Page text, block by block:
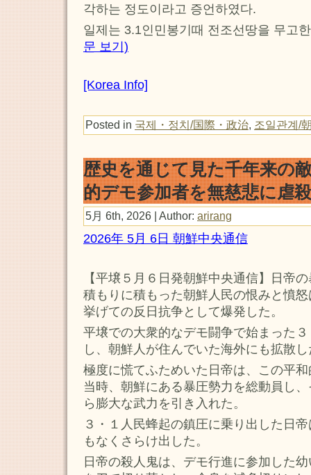
각하는 정도이라고 증언하였다.
일제는 3.1인민봉기때 전조선땅을 무고
문 보기)
[Korea Info]
Posted in 국제・정치/国際・政治, 조일관계/
歴史を通じて見た千年来の
的デモ参加者を無慈悲に虐
5月 6th, 2026 | Author: arirang
2026年 5月 6日 朝鮮中央通信
【平壌５月６日発朝鮮中央通信】日帝
積もりに積もった朝鮮人民の恨みと憤
挙げての反日抗争として爆発した。
平壌での大衆的なデモ闘争で始まった
し、朝鮮人が住んでいた海外にも拡散
極度に慌てふためいた日帝は、この平
当時、朝鮮にある暴圧勢力を総動員し
ら膨大な武力を引き入れた。
３・１人民蜂起の鎮圧に乗り出した日
もなくさらけ出した。
日帝の殺人鬼は、デモ行進に参加した